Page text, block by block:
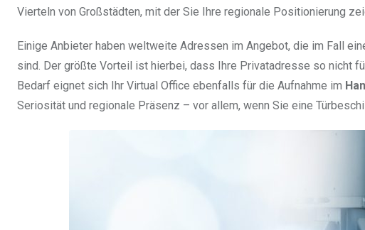
Vierteln von Großstädten, mit der Sie Ihre regionale Positionierung
Einige Anbieter haben weltweite Adressen im Angebot, die im Fall
sind. Der größte Vorteil ist hierbei, dass Ihre Privatadresse so nicht
Bedarf eignet sich Ihr Virtual Office ebenfalls für die Aufnahme im
Seriosität und regionale Präsenz – vor allem, wenn Sie eine